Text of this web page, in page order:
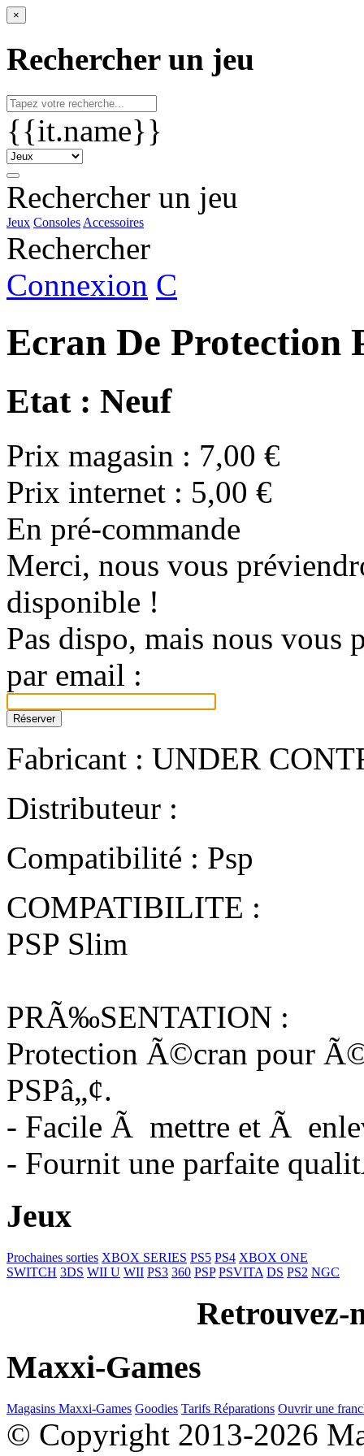
×
Rechercher un jeu
{{it.name}}
Rechercher un jeu
Jeux Consoles Accessoires
Rechercher
Connexion C
Ecran De Protection
Etat : Neuf
Prix magasin : 7,00 €
Prix internet : 5,00 €
En pré-commande
Merci, nous vous
disponible !
Pas dispo, mais nous vous
par email :
Fabricant : UNDER
Distributeur :
Compatibilité : Psp
COMPATIBILITE :
PSP Slim
PRÃ‰SENTATION :
Protection Ã©cran pour
PSPâ„¢.
- Facile Ã mettre et Ã
- Fournit une parfaite
Jeux
Prochaines sorties XBOX SERIES PS5 PS4 XBOX ONE
SWITCH 3DS WII U WII PS3 360 PSP PSVITA DS PS2 NGC
Retrouvez-
Maxxi-Games
Magasins Maxxi-Games Goodies Tarifs Réparations Ouvrir une
© Copyright 2013-2026